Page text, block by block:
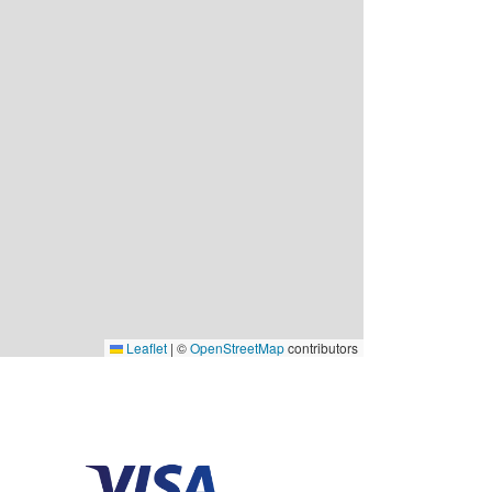
Leaflet | ©OpenStreetMapcontributors